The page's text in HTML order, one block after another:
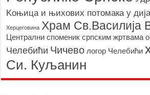
Kоњица и њихових потомака у
Херцеговина Храм Св.Василија
Централни споменик српским жртвама
Челебићи Чичево логор Челебићи
Си. Куљанин